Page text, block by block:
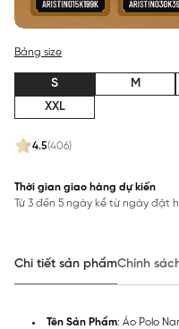
4.5(406)
Bảng size
S M
XXL
Thời gian giao hàng dự kiến
Từ 3 đến 5 ngày kể từ ngày đặt
Chi tiết sản phẩmChính
Tên Sản Phẩm: Áo Polo